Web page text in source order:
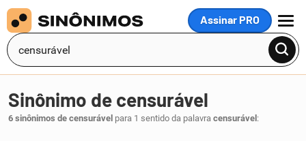
Assinar PRO
MENU
Sinônimo de censurável
6 sinônimos de censurável para 1 sentido da palavra censurável :